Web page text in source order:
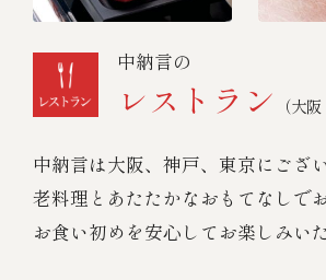
中納言の
レストラン （大
中納言は大阪、神戸、東京にござ
老料理とあたたかなおもてなしで
お食い初めを安心してお楽しみい